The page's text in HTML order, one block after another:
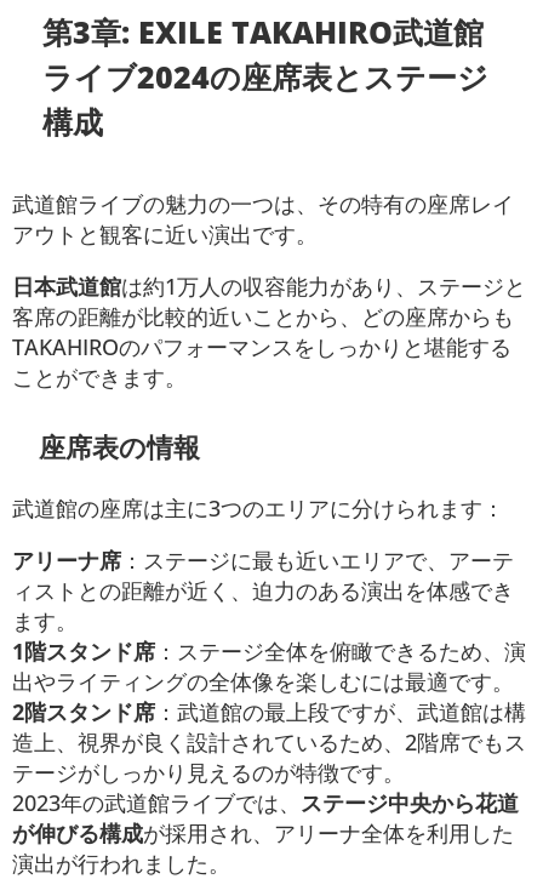
第3章: EXILE TAKAHIRO武道館
ライブ2024の座席表とステージ
構成
武道館ライブの魅力の一つは、その特有の座席レイ
アウトと観客に近い演出です。
日本武道館は約1万人の収容能力があり、ステージと
客席の距離が比較的近いことから、どの座席からも
TAKAHIROのパフォーマンスをしっかりと堪能する
ことができます。
座席表の情報
武道館の座席は主に3つのエリアに分けられます：
アリーナ席 ：ステージに最も近いエリアで、アーテ
ィストとの距離が近く、迫力のある演出を体感でき
ます。
1階スタンド席 ：ステージ全体を俯瞰できるため、演
出やライティングの全体像を楽しむには最適です。
2階スタンド席 ：武道館の最上段ですが、武道館は構
造上、視界が良く設計されているため、2階席でもス
テージがしっかり見えるのが特徴です。
2023年の武道館ライブでは、 ステージ中央から花道
が伸びる構成が採用され、アリーナ全体を利用した
演出が行われました。